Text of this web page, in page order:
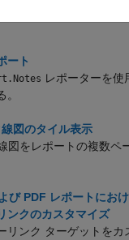
用されるバス オブジ
ート
レポーターを使
図のタイル表示
図をレポートの複数ペ
び PDF レポートにお
ンクのカスタマイズ
リンク ターゲットをカ